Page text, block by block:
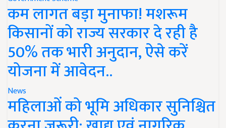
कम लागत बड़ा मुनाफा! मशरूम
किसानों को राज्य सरकार दे रही है
50% तक भारी अनुदान, ऐसे करें
योजना में आवेदन..
News
महिलाओं को भूमि अधिकार सुनिश्चित